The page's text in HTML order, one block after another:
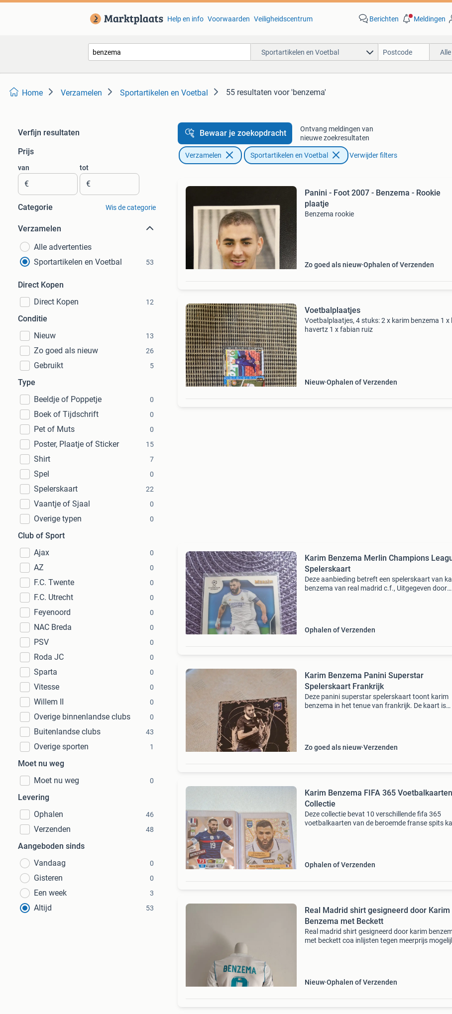
Help en info Voorwaarden Veiligheidscentrum Berichten Meldingen
Sportartikelen en Voetbal
Home Verzamelen Sportartikelen en Voetbal 55 resultaten voor 'benzema'
Verfijn resultaten
Prijs
van
€
tot
€
Categorie Wis de categorie
Verzamelen
Alle advertenties
Sportartikelen en Voetbal
53
Direct Kopen
Direct Kopen
12
Conditie
Nieuw
13
Zo goed als nieuw 26
Gebruikt 5
Type
Beeldje of Poppetje
0
Boek of Tijdschrift 0
Pet of Muts 0
Poster, Plaatje of Sticker 15
Shirt 7
Spel 0
Spelerskaart 22
Vaantje of Sjaal 0
Overige typen 0
Club of Sport
Ajax
0
AZ 0
F.C. Twente 0
F.C. Utrecht 0
Feyenoord 0
NAC Breda 0
PSV 0
Roda JC 0
Sparta 0
Vitesse 0
Willem II 0
Overige binnenlandse clubs 0
Buitenlandse clubs 43
Overige sporten 1
Moet nu weg
Moet nu weg
0
Levering
Ophalen
46
Verzenden 48
Aangeboden sinds
Vandaag
0
Gisteren 0
Een week 3
Altijd 53
Bewaar je zoekopdracht
Ontvang meldingen van
nieuwe zoekresultaten
Verzamelen Sportartikelen en Voetbal Verwijder filters
Panini - Foot 2007 - Benzema - Rookie
plaatje
Benzema rookie
Zo goed als nieuw Ophalen of Verzenden
Voetbalplaatjes
Voetbalplaatjes, 4 stuks: 2 x karim benzema 1 x
havertz 1 x fabian ruiz
Nieuw Ophalen of Verzenden
Karim Benzema Merlin Champions
Spelerskaart
Deze aanbieding betreft een spelerskaart van
benzema van real madrid c.f., Uitgegeven door
Ophalen of Verzenden
Karim Benzema Panini Superstar
Spelerskaart Frankrijk
Deze panini superstar spelerskaart toont karim
benzema in het tenue van frankrijk. De kaart is
Zo goed als nieuw Verzenden
Karim Benzema FIFA 365 Voetbalkaarten
Collectie
Deze collectie bevat 10 verschillende fifa 365
voetbalkaarten van de beroemde franse spits
Ophalen of Verzenden
Real Madrid shirt gesigneerd door Karim
Benzema met Beckett
Real madrid shirt gesigneerd door karim
met beckett coa inlijsten tegen meerprijs
Nieuw Ophalen of Verzenden